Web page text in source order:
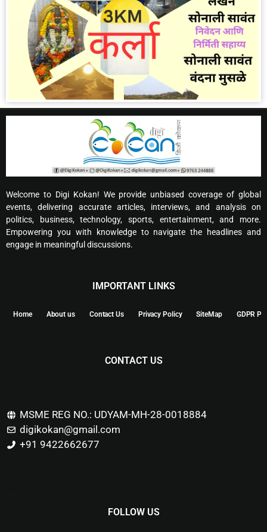
Welcome to Digi Kokan! We provide unbiased coverage of global
events, delivering accurate articles, interviews, and analysis on
politics, business, technology, sports, entertainment, and more.
Empowering you with knowledge to navigate the headlines and
engage in meaningful discussions.
IMPORTANT LINKS
Home About us Contact Us Privacy Policy SiteMap GDPR
CONTACT US
MSME REG NO.: UDYAM-MH-28-0018884
digikokan@gmail.com
+91 9422662677
FOLLOW US